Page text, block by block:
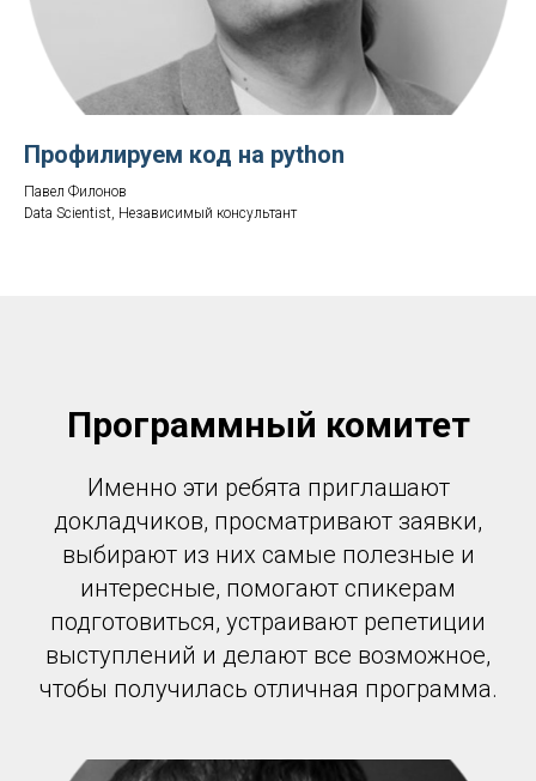
Профилируем код на python
Павел Филонов
Data Scientist, Независимый консультант
Программный комитет
Именно эти ребята приглашают
докладчиков, просматривают заявки,
выбирают из них самые полезные и
интересные, помогают спикерам
подготовиться, устраивают репетиции
выступлений и делают все возможное,
чтобы получилась отличная программа.